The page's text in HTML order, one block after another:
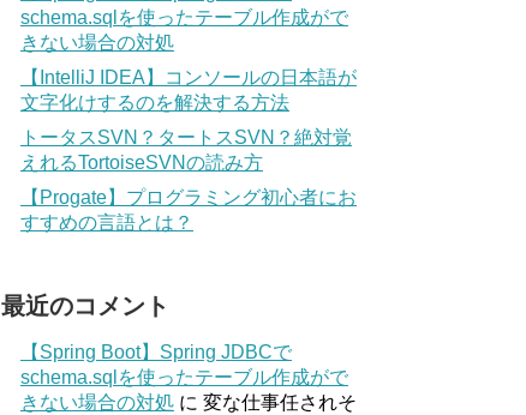
schema.sqlを使ったテーブル作成がで
きない場合の対処
【IntelliJ IDEA】コンソールの日本語が
文字化けするのを解決する方法
トータスSVN？タートスSVN？絶対覚
えれるTortoiseSVNの読み方
【Progate】プログラミング初心者にお
すすめの言語とは？
最近のコメント
【Spring Boot】Spring JDBCで
schema.sqlを使ったテーブル作成がで
きない場合の対処 に 変な仕事任されそ